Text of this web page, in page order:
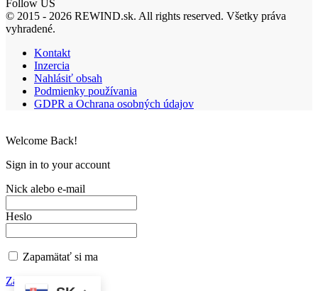
Follow US
© 2015 - 2026 REWIND.sk. All rights reserved. Všetky práva
vyhradené.
Kontakt
Inzercia
Nahlásiť obsah
Podmienky používania
GDPR a Ochrana osobných údajov
Welcome Back!
Sign in to your account
Nick alebo e-mail
Heslo
Zapamätať si ma
Zabudnuté heslo?